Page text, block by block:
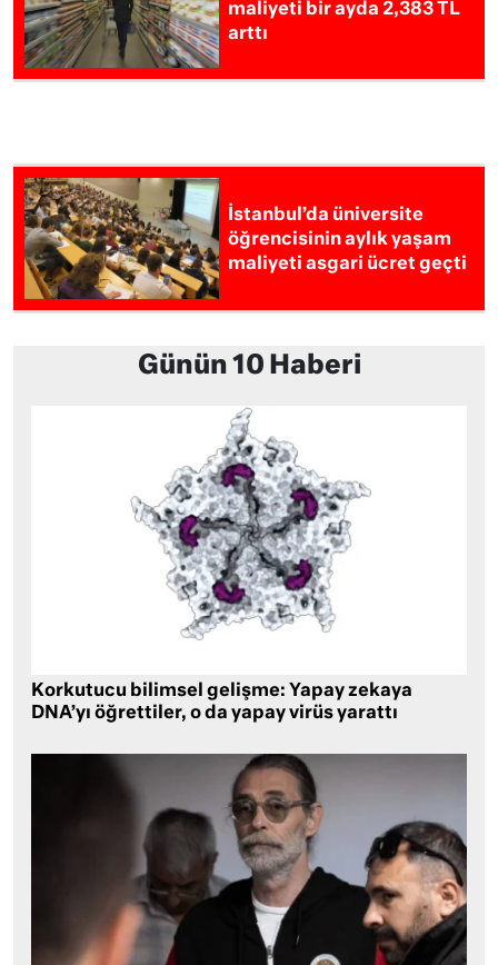
maliyeti bir ayda 2,383 TL
arttı
İstanbul’da üniversite
öğrencisinin aylık yaşam
maliyeti asgari ücret geçti
Günün 10 Haberi
Korkutucu bilimsel gelişme: Yapay zekaya
DNA’yı öğrettiler, o da yapay virüs yarattı